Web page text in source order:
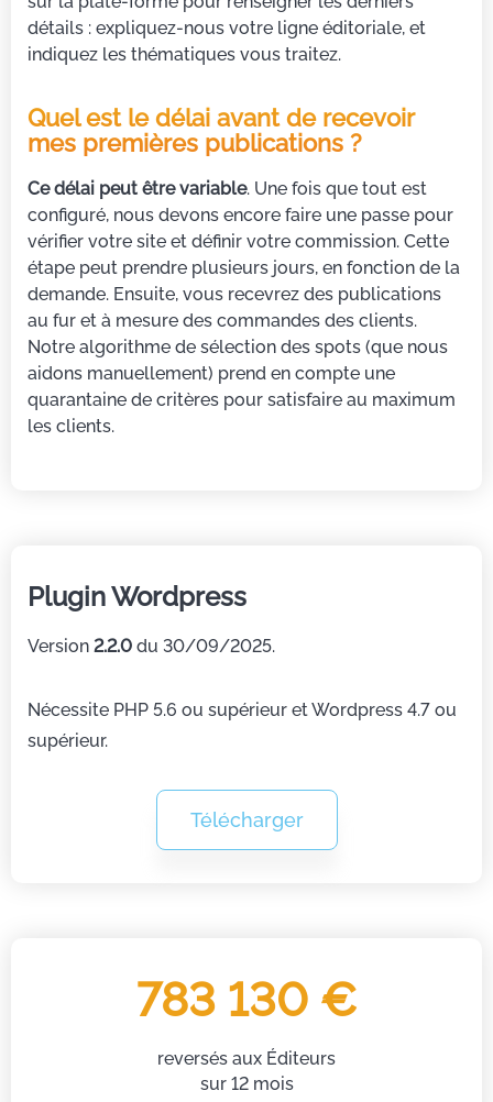
détails : expliquez-nous votre ligne éditoriale, et
indiquez les thématiques vous traitez.
Quel est le délai avant de recevoir
mes premières publications ?
Ce délai peut être variable. Une fois que tout est
configuré, nous devons encore faire une passe pour
vérifier votre site et définir votre commission. Cette
étape peut prendre plusieurs jours, en fonction de la
demande. Ensuite, vous recevrez des publications
au fur et à mesure des commandes des clients.
Notre algorithme de sélection des spots (que nous
aidons manuellement) prend en compte une
quarantaine de critères pour satisfaire au maximum
les clients.
Plugin Wordpress
Version 2.2.0 du 30/09/2025.
Nécessite PHP 5.6 ou supérieur et Wordpress 4.7 ou
supérieur.
Télécharger
783 130 €
reversés aux Éditeurs
sur 12 mois